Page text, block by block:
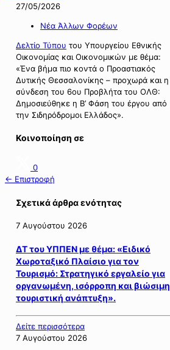
27/05/2026
Νέα Άλλων Φορέων
Δελτίο Τύπου του Υπουργείου Εθνικής
Οικονομίας και Οικονομικών με θέμα:
«Ένα βήμα πιο κοντά ο Προαστιακός
Δυτικής Θεσσαλονίκης – προχωρά και η
σύνδεση του 6ου Προβλήτα του ΟΛΘ:
Δημοσιεύθηκε η Β’ Φάση του έργου από
την Σιδηρόδρομοι Ελλάδος».
Κοινοποίηση σε
0
← Επιστροφή
Σχετικά άρθρα ενότητας
7 Αυγούστου 2026
ΔΤ του ΥΠΠΕΝ με θέμα: «Ειδικό
Χωροταξικό Πλαίσιο για τον
Τουρισμό: Στρατηγικό εργαλείο για
οργανωμένη, ισόρροπη και βιώσιμη
τουριστική ανάπτυξη».
Δείτε περισσότερα
7 Αυγούστου 2026